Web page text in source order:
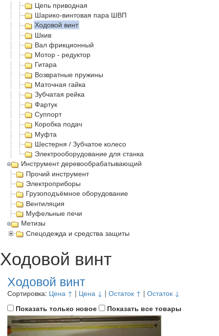
Цепь приводная
Шарико-винтовая пара ШВП
Ходовой винт
Шкив
Вал фрикционный
Мотор - редуктор
Гитара
Возвратные пружины
Маточная гайка
Зубчатая рейка
Фартук
Суппорт
Коробка подач
Муфта
Шестерня / Зубчатое колесо
Электрооборудование для станка
Инструмент деревообрабатывающий
Прочий инструмент
Электроприборы
Грузоподъёмное оборудование
Вентиляция
Муфельные печи
Метизы
Спецодежда и средства защиты
Ходовой винт
Ходовой винт
Сортировка: Цена ↑ | Цена ↓ | Остаток ↑ | Остаток ↓
Показать только новое
Показать все товары